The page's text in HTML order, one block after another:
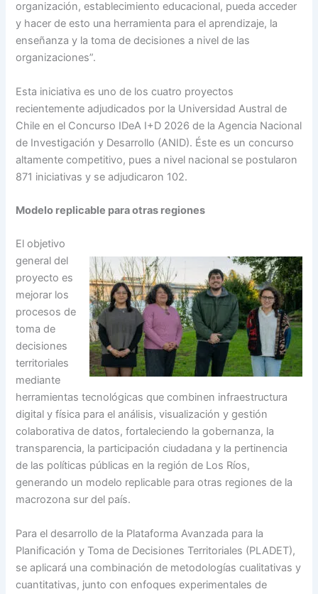
organización, establecimiento educacional, pueda acceder
y hacer de esto una herramienta para el aprendizaje, la
enseñanza y la toma de decisiones a nivel de las
organizaciones”.
Esta iniciativa es uno de los cuatro proyectos
recientemente adjudicados por la Universidad Austral de
Chile en el Concurso IDeA I+D 2026 de la Agencia Nacional
de Investigación y Desarrollo (ANID). Éste es un concurso
altamente competitivo, pues a nivel nacional se postularon
871 iniciativas y se adjudicaron 102.
Modelo replicable para otras regiones
El objetivo
general del
proyecto es
mejorar los
procesos de
toma de
decisiones
territoriales
mediante
herramientas tecnológicas que combinen infraestructura
digital y física para el análisis, visualización y gestión
colaborativa de datos, fortaleciendo la gobernanza, la
transparencia, la participación ciudadana y la pertinencia
de las políticas públicas en la región de Los Ríos,
generando un modelo replicable para otras regiones de la
macrozona sur del país.
Para el desarrollo de la Plataforma Avanzada para la
Planificación y Toma de Decisiones Territoriales (PLADET),
se aplicará una combinación de metodologías cualitativas y
cuantitativas, junto con enfoques experimentales de